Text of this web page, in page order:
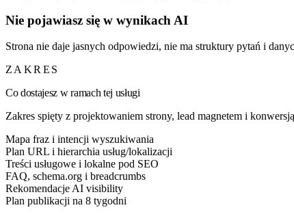
Nie pojawiasz się w wynikach AI
Strona nie daje jasnych odpowiedzi, nie ma struktury pytań i
ZAKRES
Co dostajesz w ramach tej usługi
Zakres spięty z projektowaniem strony, lead magnetem i
Mapa fraz i intencji wyszukiwania
Plan URL i hierarchia usług/lokalizacji
Treści usługowe i lokalne pod SEO
FAQ, schema.org i breadcrumbs
Rekomendacje AI visibility
Plan publikacji na 8 tygodni